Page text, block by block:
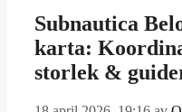
Subnautica
karta:
storlek &